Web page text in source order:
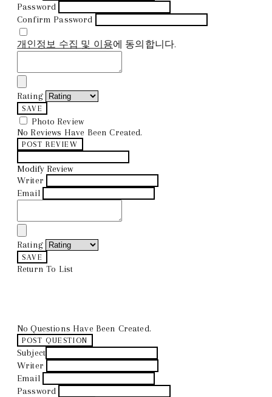
Password
Confirm Password
개인정보 수집 및 이용에 동의합니다.
Rating
SAVE
Photo Review
No Reviews Have Been Created.
POST REVIEW
Modify Review
Writer
Email
Rating
SAVE
Return To List
No Questions Have Been Created.
POST QUESTION
Subject
Writer
Email
Password